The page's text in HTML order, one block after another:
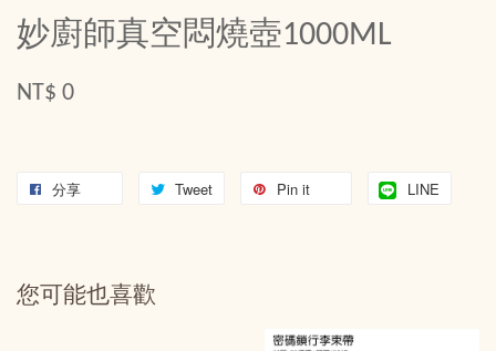
妙廚師真空悶燒壺1000ML
NT$ 0
分享 Tweet Pin it LINE
您可能也喜歡